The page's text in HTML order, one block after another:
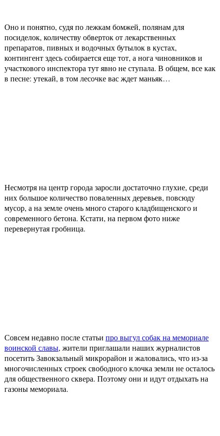
Оно и понятно, судя по лежкам бомжей, полянам для
посиделок, количеству обверток от лекарственных
препаратов, пивных и водочных бутылок в кустах,
контингент здесь собирается еще тот, а нога чиновников и
участкового инспектора тут явно не ступала. В общем, все как
в песне: утекай, в том лесочке вас ждет маньяк…
Несмотря на центр города заросли достаточно глухие, среди
них большое количество поваленных деревьев, повсюду
мусор, а на земле очень много старого кладбищенского и
современного бетона. Кстати, на первом фото ниже
перевернутая гробница.
Совсем недавно после статьи про выгул собак на мемориале
воинской славы, жители приглашали наших журналистов
посетить Завокзальный микрорайон и жаловались, что из-за
многочисленных строек свободного клочка земли не осталось
для общественного сквера. Поэтому они и идут отдыхать на
газоны мемориала.